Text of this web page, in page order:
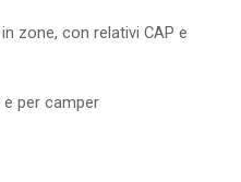
zone, con relativi CAP e
e per camper